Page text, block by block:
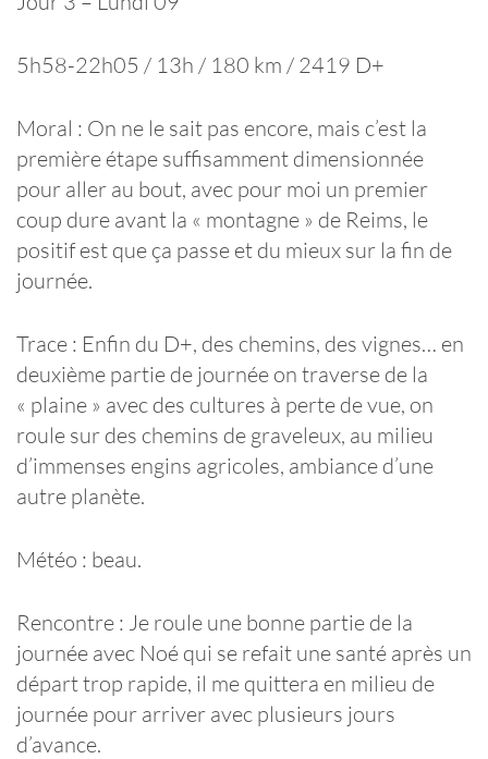
5h58-22h05 / 13h / 180 km / 2419 D+
Moral : On ne le sait pas encore, mais c’est la
première étape suffisamment dimensionnée
pour aller au bout, avec pour moi un premier
coup dure avant la « montagne » de Reims, le
positif est que ça passe et du mieux sur la fin de
journée.
Trace : Enfin du D+, des chemins, des vignes… en
deuxième partie de journée on traverse de la
« plaine » avec des cultures à perte de vue, on
roule sur des chemins de graveleux, au milieu
d’immenses engins agricoles, ambiance d’une
autre planète.
Météo : beau.
Rencontre : Je roule une bonne partie de la
journée avec Noé qui se refait une santé après un
départ trop rapide, il me quittera en milieu de
journée pour arriver avec plusieurs jours
d’avance.